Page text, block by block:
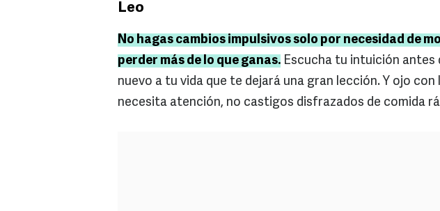
Leo
No hagas cambios impulsivos solo por necesidad de
perder más de lo que ganas. Escucha tu intuición antes
nuevo a tu vida que te dejará una gran lección. Y ojo
necesita atención, no castigos disfrazados de comida